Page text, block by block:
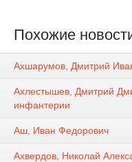
Похожие
Ахшарумов, Дмитрий
Ахлестышев, Дмитрий
инфантерии
Аш, Иван Федорович
Ахвердов, Николай